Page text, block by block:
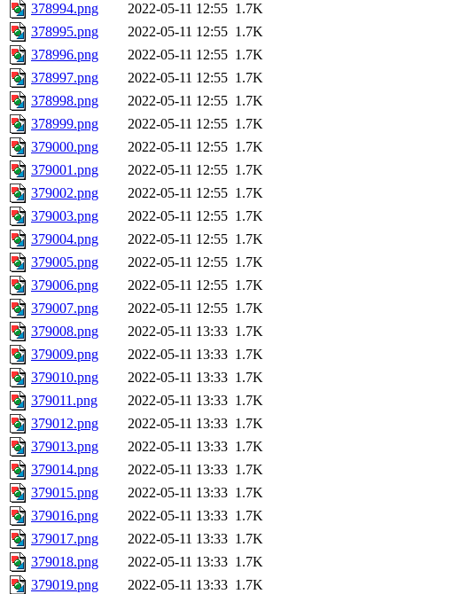
378994.png
2022-05-11 12:55 1.7K
378995.png
2022-05-11 12:55 1.7K
378996.png
2022-05-11 12:55 1.7K
378997.png
2022-05-11 12:55 1.7K
378998.png
2022-05-11 12:55 1.7K
378999.png
2022-05-11 12:55 1.7K
379000.png
2022-05-11 12:55 1.7K
379001.png
2022-05-11 12:55 1.7K
379002.png
2022-05-11 12:55 1.7K
379003.png
2022-05-11 12:55 1.7K
379004.png
2022-05-11 12:55 1.7K
379005.png
2022-05-11 12:55 1.7K
379006.png
2022-05-11 12:55 1.7K
379007.png
2022-05-11 12:55 1.7K
379008.png
2022-05-11 13:33 1.7K
379009.png
2022-05-11 13:33 1.7K
379010.png
2022-05-11 13:33 1.7K
379011.png
2022-05-11 13:33 1.7K
379012.png
2022-05-11 13:33 1.7K
379013.png
2022-05-11 13:33 1.7K
379014.png
2022-05-11 13:33 1.7K
379015.png
2022-05-11 13:33 1.7K
379016.png
2022-05-11 13:33 1.7K
379017.png
2022-05-11 13:33 1.7K
379018.png
2022-05-11 13:33 1.7K
379019.png
2022-05-11 13:33 1.7K